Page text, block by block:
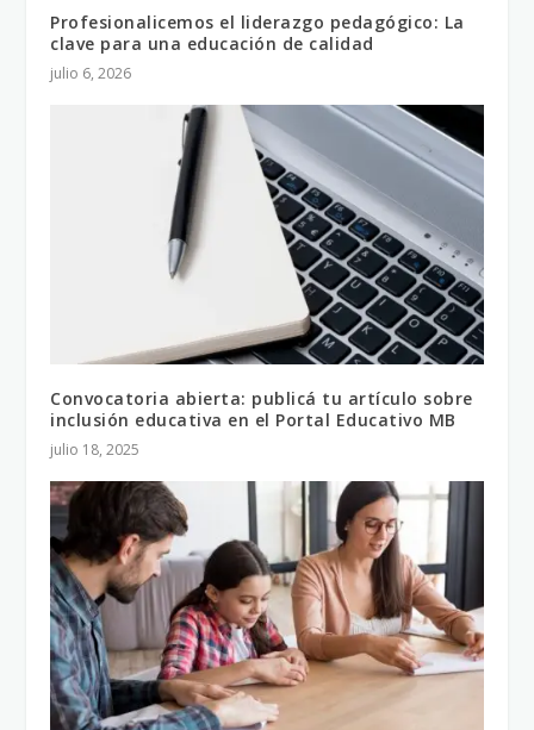
Profesionalicemos el liderazgo pedagógico: La
clave para una educación de calidad
julio 6, 2026
Convocatoria abierta: publicá tu artículo sobre
inclusión educativa en el Portal Educativo MB
julio 18, 2025